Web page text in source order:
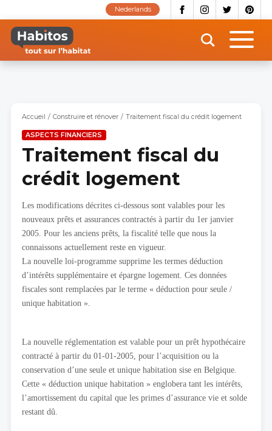
contenu
principal
Nederlands
Accueil Construire et rénover Traitement fiscal du crédit logement
ASPECTS FINANCIERS
Traitement fiscal du
crédit logement
Les modifications décrites ci-dessous sont valables pour les
nouveaux prêts et assurances contractés à partir du 1er janvier
2005. Pour les anciens prêts, la fiscalité telle que nous la
connaissons actuellement reste en vigueur.
La nouvelle loi-programme supprime les termes déduction
d’intérêts supplémentaire et épargne logement. Ces données
fiscales sont remplacées par le terme « déduction pour seule /
unique habitation ».
La nouvelle réglementation est valable pour un prêt hypothécaire
contracté à partir du 01-01-2005, pour l’acquisition ou la
conservation d’une seule et unique habitation sise en Belgique.
Cette « déduction unique habitation » englobera tant les intérêts,
l’amortissement du capital que les primes d’assurance vie et solde
restant dû.